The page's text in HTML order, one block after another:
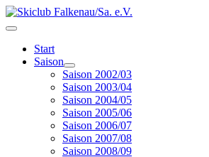
Start
Saison
Saison 2002/03
Saison 2003/04
Saison 2004/05
Saison 2005/06
Saison 2006/07
Saison 2007/08
Saison 2008/09